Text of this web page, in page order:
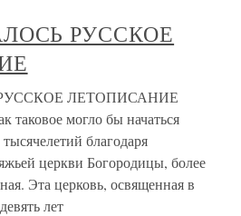
РУССКОЕ
ЛЕТОПИСАНИЕ
таковое могло бы начаться
благодаря
церкви Богородицы, более
Эта церковь, освященная в
лет